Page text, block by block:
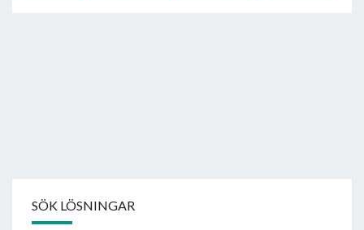
SÖK LÖSNINGAR